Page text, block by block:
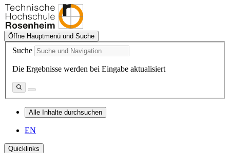
Öffne Hauptmenü und Suche
Suche
Die Ergebnisse werden bei Eingabe aktualisiert
Alle Inhalte durchsuchen
EN
Quicklinks